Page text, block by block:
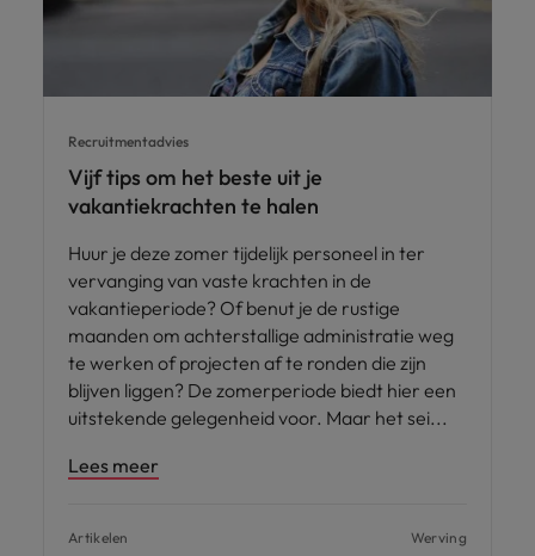
Recruitmentadvies
Vijf tips om het beste uit je
vakantiekrachten te halen
Huur je deze zomer tijdelijk personeel in ter
vervanging van vaste krachten in de
vakantieperiode? Of benut je de rustige
maanden om achterstallige administratie weg
te werken of projecten af te ronden die zijn
blijven liggen? De zomerperiode biedt hier een
uitstekende gelegenheid voor. Maar het sei
Lees meer
Artikelen Werving